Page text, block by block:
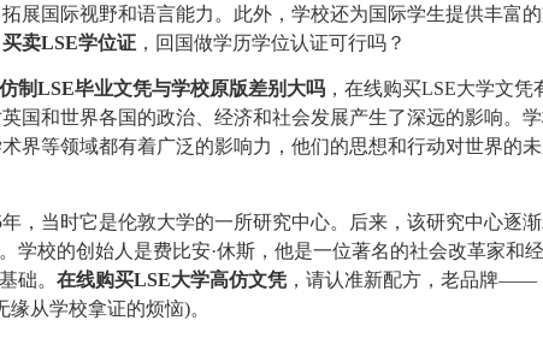
展国际视野和语言能力。此外，学校还为国际学生提供丰富的
买卖LSE学位证 ，回国做学历学位认证可行吗？
仿制LSE毕业文凭与学校原版差别大吗 ，在线购买LSE大学文凭
国和世界各国的政治、经济和社会发展产生了深远的影响。
界等领域都有着广泛的影响力，他们的思想和行动对世界的
，当时它是伦敦大学的一所研究中心。后来，该研究中心逐
学校的创始人是费比安·休斯，他是一位著名的社会改革家和
础。 在线购买LSE大学高仿文凭 ，请认准新配方，老品牌——
从学校拿证的烦恼)。